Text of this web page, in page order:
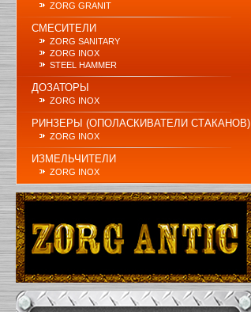
ZORG GRANIT
СМЕСИТЕЛИ
ZORG SANITARY
ZORG INOX
STEEL HAMMER
ДОЗАТОРЫ
ZORG INOX
РИНЗЕРЫ (ОПОЛАСКИВАТЕЛИ СТАКАНОВ)
ZORG INOX
ИЗМЕЛЬЧИТЕЛИ
ZORG INOX